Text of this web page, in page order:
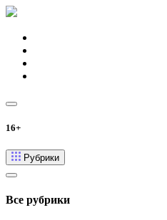
16+
Рубрики
Все рубрики